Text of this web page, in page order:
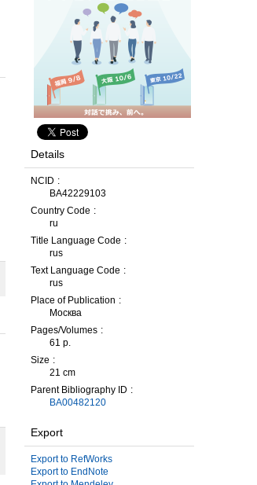
Details
NCID
BA42229103
Country Code
ru
Title Language Code
rus
Text Language Code
rus
Place of Publication
Москва
Pages/Volumes
61 p.
Size
21 cm
Parent Bibliography ID
BA00482120
Export
Export to RefWorks
Export to EndNote